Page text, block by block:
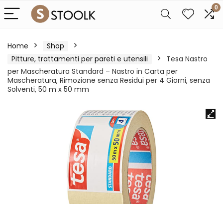
0
Home
Shop
Pitture, trattamenti per pareti e utensili
Tesa Nastro
per Mascheratura Standard – Nastro in Carta per
Mascheratura, Rimozione senza Residui per 4 Giorni, senza
Solventi, 50 m x 50 mm